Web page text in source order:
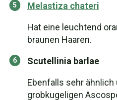
Melastiza chateri
Hat eine leuchtend
braunen Haaren.
Scutellinia barlae
Ebenfalls sehr ähnlich
grobkugeligen